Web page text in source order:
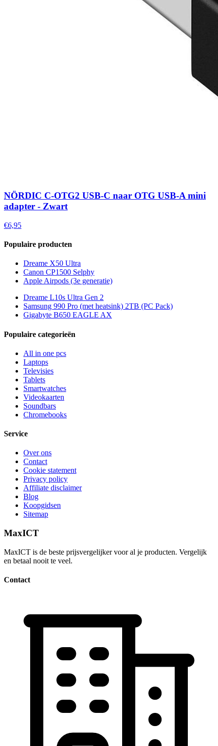
NÖRDIC C-OTG2 USB-C naar OTG USB-A mini
adapter - Zwart
€6,95
Populaire producten
Dreame X50 Ultra
Canon CP1500 Selphy
Apple Airpods (3e generatie)
Dreame L10s Ultra Gen 2
Samsung 990 Pro (met heatsink) 2TB (PC Pack)
Gigabyte B650 EAGLE AX
Populaire categorieën
All in one pcs
Laptops
Televisies
Tablets
Smartwatches
Videokaarten
Soundbars
Chromebooks
Service
Over ons
Contact
Cookie statement
Privacy policy
Affiliate disclaimer
Blog
Koopgidsen
Sitemap
MaxICT
MaxICT is de beste prijsvergelijker voor al je producten. Vergelijk
en betaal nooit te veel.
Contact